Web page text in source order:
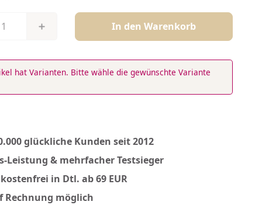
In den Warenkorb
hat Varianten. Bitte wähle die gewünschte Variante
glückliche Kunden seit 2012
Leistung & mehrfacher Testsieger
in Dtl. ab 69 EUR
Rechnung möglich